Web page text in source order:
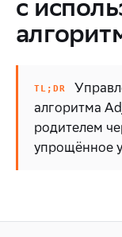
с
алгоритма
родителем
упрощённое